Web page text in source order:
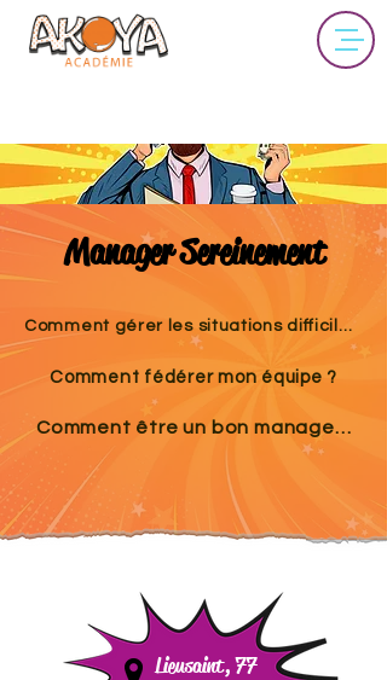
Manager Sereinement
Comment gérer les situations difficiles ?
Comment fédérer mon équipe ?
Comment être un bon manager ?
Lieusaint, 77